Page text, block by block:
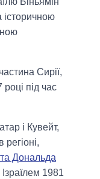
історичною
Сирії,
році під час
і Кувейт,
Дональда
Ізраїлем 1981